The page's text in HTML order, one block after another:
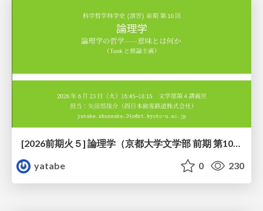
[2026前期火５] 論理学（京都大学文学部 前期 第10回）「論理学の哲学——意味とは何か（Tonkと推論主義）」
yatabe
0 230